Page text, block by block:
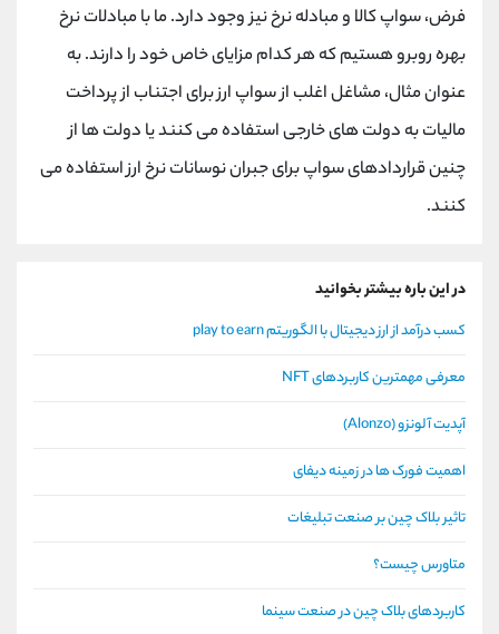
فرض، سواپ کالا و مبادله نرخ نیز وجود دارد. ما با مبادلات نرخ
بهره روبرو هستیم که هر کدام مزایای خاص خود را دارند. به
عنوان مثال، مشاغل اغلب از سواپ ارز برای اجتناب از پرداخت
مالیات به دولت های خارجی استفاده می کنند یا دولت ها از
چنین قراردادهای سواپ برای جبران نوسانات نرخ ارز استفاده می
کنند.
در این باره بیشتر بخوانید
کسب درآمد از ارز دیجیتال با الگوریتم play to earn
معرفی مهمترین کاربردهای NFT
آپدیت آلونزو (Alonzo)
اهمیت فورک ها در زمینه دیفای
تاثیر بلاک چین بر صنعت تبلیغات
متاورس چیست؟
کاربردهای بلاک چین در صنعت سینما